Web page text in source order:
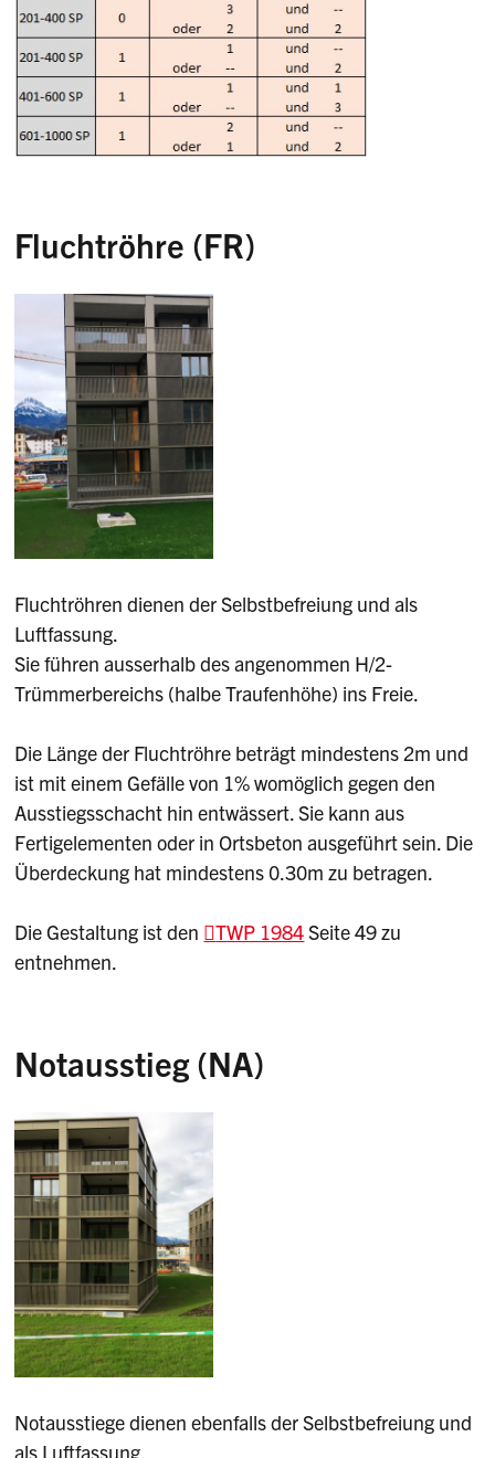
Fluchtröhre (FR)
Fluchtröhren dienen der Selbstbefreiung und als
Luftfassung.
Sie führen ausserhalb des angenommen H/2-
Trümmerbereichs (halbe Traufenhöhe) ins Freie.
Die Länge der Fluchtröhre beträgt mindestens 2m und
ist mit einem Gefälle von 1% womöglich gegen den
Ausstiegsschacht hin entwässert. Sie kann aus
Fertigelementen oder in Ortsbeton ausgeführt sein. Die
Überdeckung hat mindestens 0.30m zu betragen.
Die Gestaltung ist den TWP 1984Seite 49 zu
entnehmen.
Notausstieg (NA)
Notausstiege dienen ebenfalls der Selbstbefreiung und
als Luftfassung.